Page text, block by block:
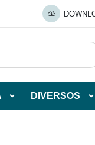
DIVERSOS